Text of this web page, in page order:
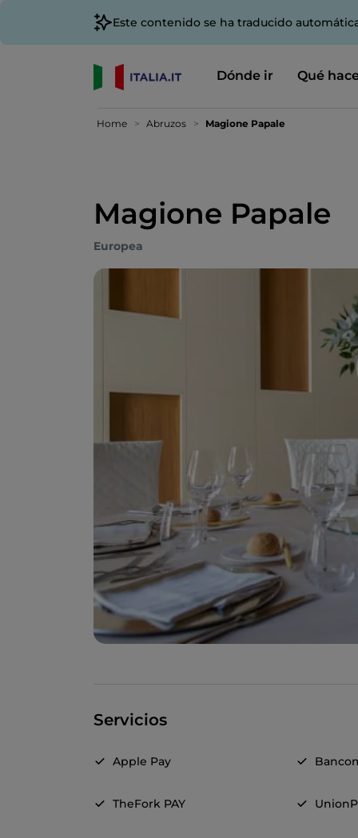
Este contenido se ha traducido
Dónde ir Qué
Home Abruzos Magione Papale
Magione Papale
Europea
Servicios
Apple Pay
TheFork PAY